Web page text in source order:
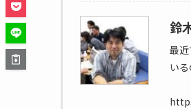
鈴
最
い